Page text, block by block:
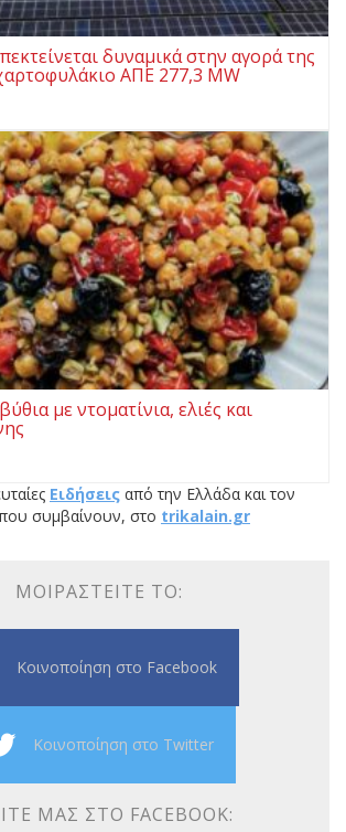
δυναμικά στην αγορά της
ΑΠΕ 277,3 MW
με ντοματίνια, ελιές και
Ειδήσεις από την Ελλάδα και τον
συμβαίνουν, στο trikalain.gr
ΜΟΙΡΑΣΤΕΊΤΕ ΤΟ:
Κοινοποίηση στο Facebook
Κοινοποίηση στο Twitter
ΜΑΣ ΣΤΟ FACEBOOK: